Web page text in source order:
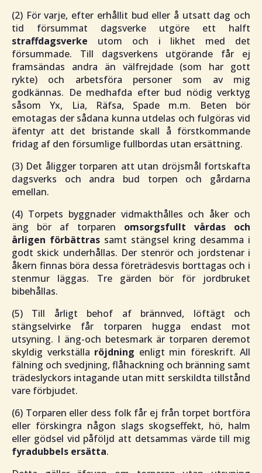
(2) För varje, efter erhållit bud eller å utsatt dag och
tid försummat dagsverke utgöre ett halft
straffdagsverke utom och i likhet med det
försummade. Till dagsverkens utgörande får ej
framsändas andra än välfrejdade (som har gott
rykte) och arbetsföra personer som av mig
godkännas. De medhafda efter bud nödig verktyg
såsom Yx, Lia, Räfsa, Spade m.m. Beten bör
emotagas der sådana kunna utdelas och fulgöras vid
äfentyr att det bristande skall å förstkommande
fridag af den försumlige fullbordas utan ersättning.
(3) Det åligger torparen att utan dröjsmål fortskafta
dagsverks­ och andra bud torpen och gårdarna
emellan.
(4) Torpets byggnader vidmakthålles och åker och
äng bör af torparen omsorgsfullt vårdas och
årligen förbättras samt stängsel kring desamma i
godt skick underhållas. Der stenrör och jordstenar i
åkern finnas böra dessa företrädesvis borttagas och i
stenmur läggas. Tre gärden bör för jordbruket
bibehållas.
(5) Till årligt behof af brännved, löftägt och
stängselvirke får torparen hugga endast mot
utsyning. I äng-och betesmark är torparen deremot
skyldig verkställa röjdning enligt min föreskrift. All
fälning och svedjning, flåhackning och bränning samt
trädeslyckors intagande utan mitt serskildta tillstånd
vare förbjudet.
(6) Torparen eller dess folk får ej från torpet bortföra
eller förskingra någon slags skogseffekt, hö, halm
eller gödsel vid påföljd att detsammas värde till mig
fyradubbels ersätta.